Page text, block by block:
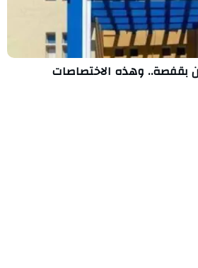
بقفصة.. وهذه الاختصاصات